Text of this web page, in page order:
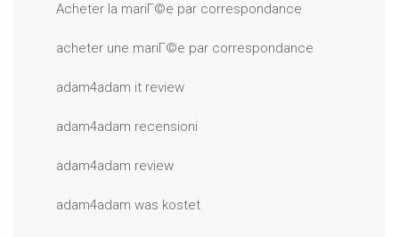
Acheter la mariГ©e par correspondance
acheter une mariГ©e par correspondance
adam4adam it review
adam4adam recensioni
adam4adam review
adam4adam was kostet